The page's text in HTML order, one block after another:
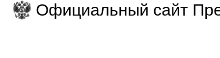
Официальный сайт